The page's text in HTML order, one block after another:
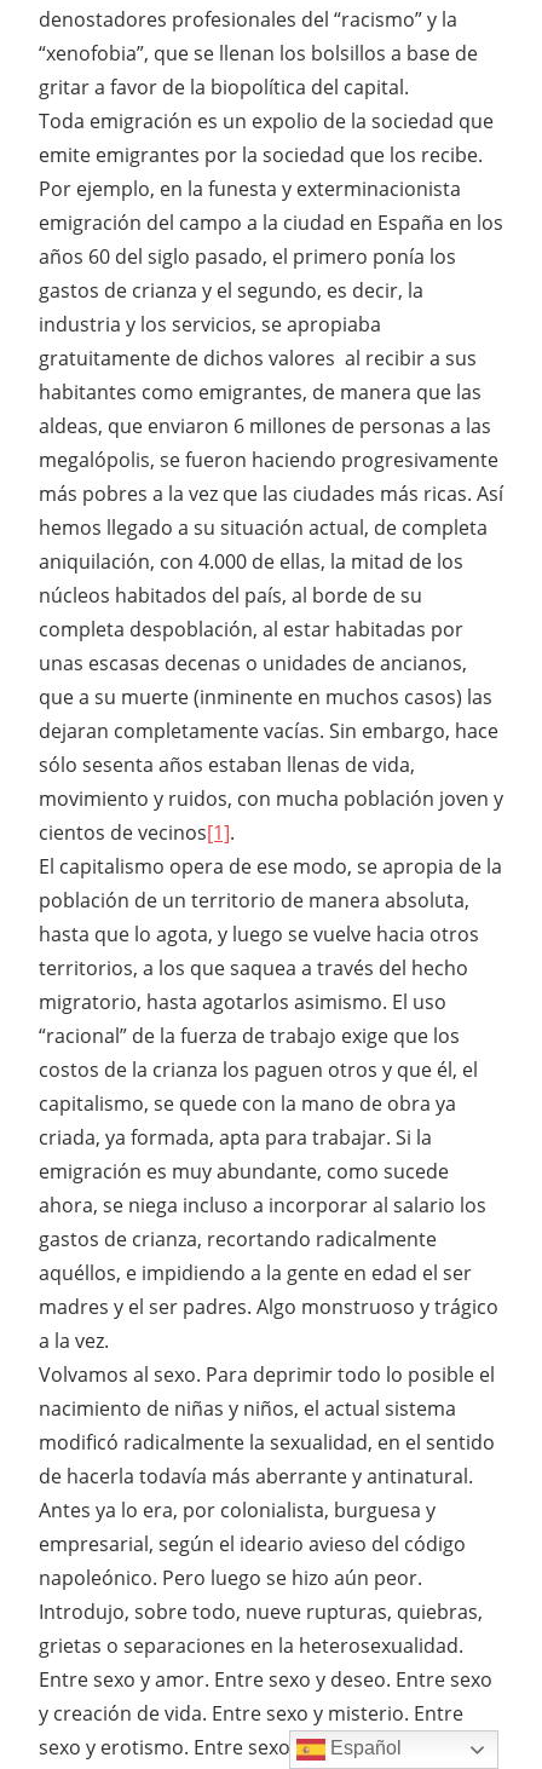
denostadores profesionales del “racismo” y la
“xenofobia”, que se llenan los bolsillos a base de
gritar a favor de la biopolítica del capital.
Toda emigración es un expolio de la sociedad que
emite emigrantes por la sociedad que los recibe.
Por ejemplo, en la funesta y exterminacionista
emigración del campo a la ciudad en España en los
años 60 del siglo pasado, el primero ponía los
gastos de crianza y el segundo, es decir, la
industria y los servicios, se apropiaba
gratuitamente de dichos valores al recibir a sus
habitantes como emigrantes, de manera que las
aldeas, que enviaron 6 millones de personas a las
megalópolis, se fueron haciendo progresivamente
más pobres a la vez que las ciudades más ricas. Así
hemos llegado a su situación actual, de completa
aniquilación, con 4.000 de ellas, la mitad de los
núcleos habitados del país, al borde de su
completa despoblación, al estar habitadas por
unas escasas decenas o unidades de ancianos,
que a su muerte (inminente en muchos casos) las
dejaran completamente vacías. Sin embargo, hace
sólo sesenta años estaban llenas de vida,
movimiento y ruidos, con mucha población joven y
cientos de vecinos[1].
El capitalismo opera de ese modo, se apropia de la
población de un territorio de manera absoluta,
hasta que lo agota, y luego se vuelve hacia otros
territorios, a los que saquea a través del hecho
migratorio, hasta agotarlos asimismo. El uso
“racional” de la fuerza de trabajo exige que los
costos de la crianza los paguen otros y que él, el
capitalismo, se quede con la mano de obra ya
criada, ya formada, apta para trabajar. Si la
emigración es muy abundante, como sucede
ahora, se niega incluso a incorporar al salario los
gastos de crianza, recortando radicalmente
aquéllos, e impidiendo a la gente en edad el ser
madres y el ser padres. Algo monstruoso y trágico
a la vez.
Volvamos al sexo. Para deprimir todo lo posible el
nacimiento de niñas y niños, el actual sistema
modificó radicalmente la sexualidad, en el sentido
de hacerla todavía más aberrante y antinatural.
Antes ya lo era, por colonialista, burguesa y
empresarial, según el ideario avieso del código
napoleónico. Pero luego se hizo aún peor.
Introdujo, sobre todo, nueve rupturas, quiebras,
grietas o separaciones en la heterosexualidad.
Entre sexo y amor. Entre sexo y deseo. Entre sexo
y creación de vida. Entre sexo y misterio. Entre
sexo y erotismo. Entre sexo y animalidad. Entre
Español